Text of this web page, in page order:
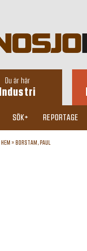
Du är här
Industri
SÖK+ REPORTAGE
HEM » BORSTAM, PAUL